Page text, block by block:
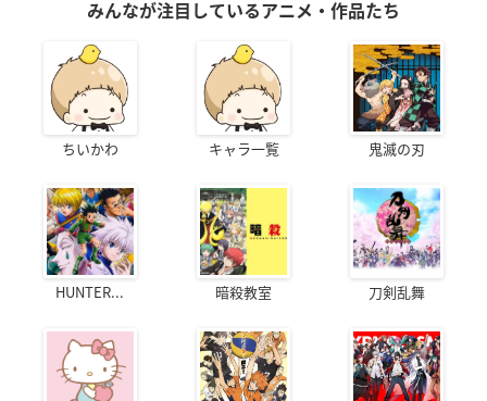
みんなが注目しているアニメ・作品たち
ちいかわ キャラ一覧 鬼滅の刃
HUNTER... 暗殺教室 刀剣乱舞